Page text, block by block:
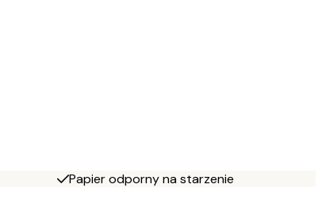
Papier odporny na starzenie